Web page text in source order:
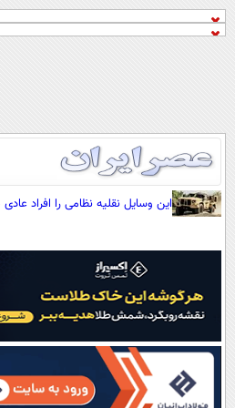
صفحه اول
آرشیو
نظرسنجی
آب و هوا
اوقات شرعی
سواد زندگی
این وسایل نقلیه نظامی را افراد